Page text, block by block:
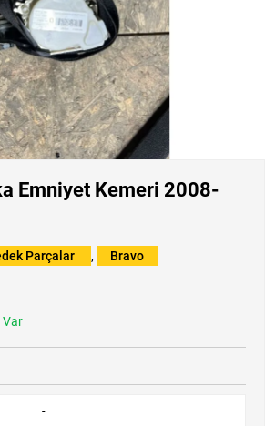
Emniyet Kemeri 2008-
Parçalar , Bravo
Var
-